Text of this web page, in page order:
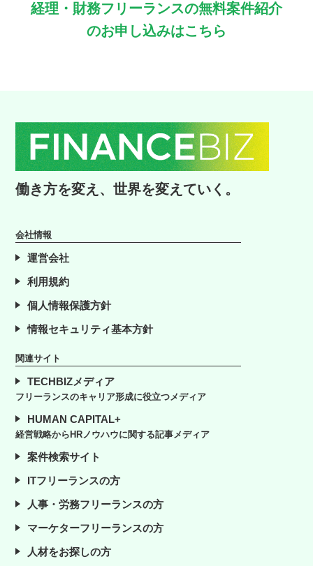
経理・財務フリーランスの無料案件紹介
のお申し込みはこちら
働き方を変え、世界を変えていく。
会社情報
運営会社
利用規約
個人情報保護方針
情報セキュリティ基本方針
関連サイト
TECHBIZメディア
フリーランスのキャリア形成に役立つメディア
HUMAN CAPITAL+
経営戦略からHRノウハウに関する記事メディア
案件検索サイト
ITフリーランスの方
人事・労務フリーランスの方
マーケターフリーランスの方
人材をお探しの方